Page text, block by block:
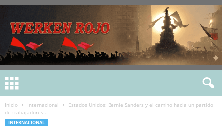
Inicio Internacional
Estados Unidos: Bernie Sanders y el camino hacia un partido
de trabajadores...
INTERNACIONAL